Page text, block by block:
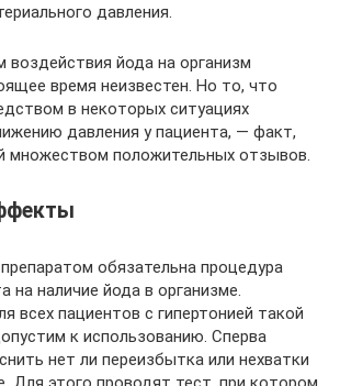
давления.
воздействия йода на организм
время неизвестен. Но то, что
в некоторых ситуациях
давления у пациента, — факт,
множеством положительных отзывов.
обязательна процедура
на наличие йода в организме.
всех пациентов с гипертонией такой
к использованию. Сперва
нет ли переизбытка или нехватки